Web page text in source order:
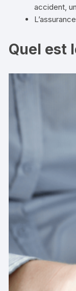
accident,
Quel est